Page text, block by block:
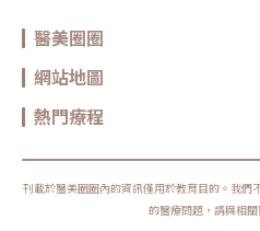
醫美圈圈
網站地圖
熱門療程
刊載於醫美圈圈內的資訊僅用於教育目的。我們
的醫療問題，請與相